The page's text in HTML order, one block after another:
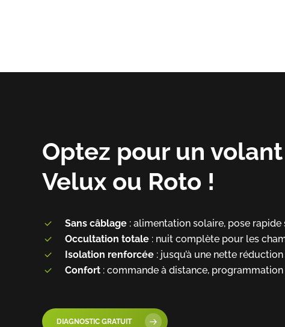
Optez pour un
Velux ou Roto !
Sans câblage : alimentation solaire, pose rapide
Occultation totale : nuit complète pour les
Isolation renforcée : jusqu’à une nette
Confort : commande à distance,
DIAGNOSTIC GRATUIT